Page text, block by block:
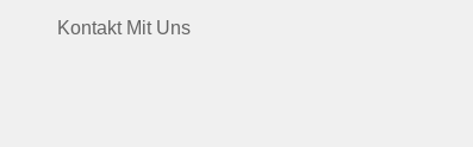
Kontakt Mit Uns